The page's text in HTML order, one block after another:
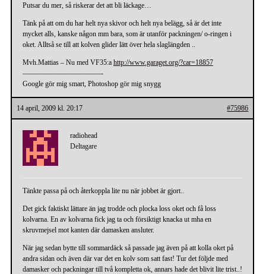
Putsar du mer, så riskerar det att bli läckage…
Tänk på att om du har helt nya skivor och helt nya belägg, så är det inte
mycket alls, kanske någon mm bara, som är utanför packningen/ o-ringen i
oket. Alltså se till att kolven glider lätt över hela slaglängden ..
Mvh.Mattias – Nu med VF35:a http://www.garaget.org/?car=18857
———————————-
Google gör mig smart, Photoshop gör mig snygg
14 april, 2009 kl. 20:17 #75986
radiohead
Deltagare
Tänkte passa på och återkoppla lite nu när jobbet är gjort..
Det gick faktiskt lättare än jag trodde och plocka loss oket och få loss
kolvarna. En av kolvarna fick jag ta och försiktigt knacka ut mha en
skruvmejsel mot kanten där damasken ansluter.
När jag sedan bytte till sommardäck så passade jag även på att kolla oket på
andra sidan och även där var det en kolv som satt fast! Tur det följde med
damasker och packningar till två kompletta ok, annars hade det blivit lite trist..!